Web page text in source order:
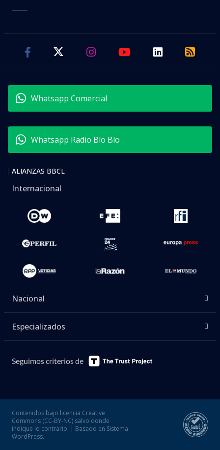
Whatsapp Comercial
Whatsapp Radio Bío Bío
ALIANZAS BBCL
Internacional
Nacional
Especializados
Seguimos criterios de
Contenidos bajo licencia Creative
Commons (CC-BY-NC) salvo donde
indique lo contrario. | Basado en Sistema
WordPress.